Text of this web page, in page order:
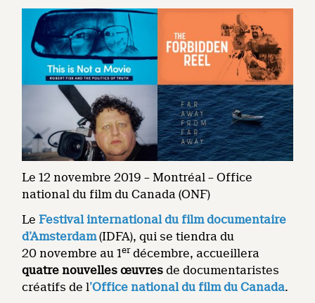
Le 12 novembre 2019 – Montréal – Office
national du film du Canada (ONF)
Le Festival international du film documentaire
d’Amsterdam(IDFA), qui se tiendra du
20 novembre au 1er décembre, accueillera
quatre nouvelles œuvresde documentaristes
créatifs de l’Office national du film du Canada.